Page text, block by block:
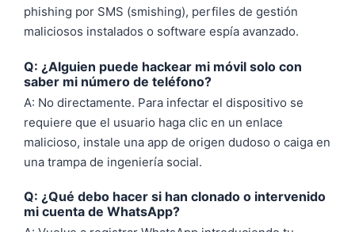
phishing por SMS (smishing), perfiles de gestión
maliciosos instalados o software espía avanzado.
Q: ¿Alguien puede hackear mi móvil solo con
saber mi número de teléfono?
A: No directamente. Para infectar el dispositivo se
requiere que el usuario haga clic en un enlace
malicioso, instale una app de origen dudoso o caiga en
una trampa de ingeniería social.
Q: ¿Qué debo hacer si han clonado o intervenido
mi cuenta de WhatsApp?